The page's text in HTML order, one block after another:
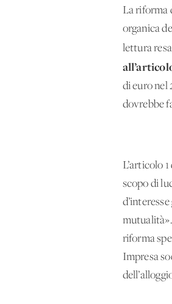
La riforma
organica
lettura
di euro nel
dovrebbe
L’articolo
scopo di
riforma
Impresa